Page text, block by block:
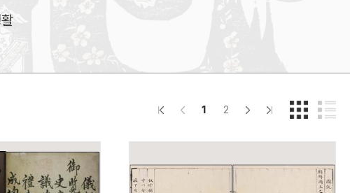
신진학자 초청 연구교류 사업
규장각-산기 연구비 지원 사업
홍재 한국학 펠로십 프로그램
1 2